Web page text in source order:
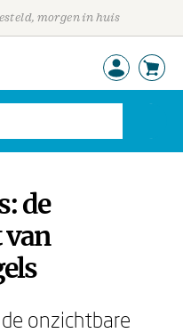
morgen in huis
de
onzichtbare